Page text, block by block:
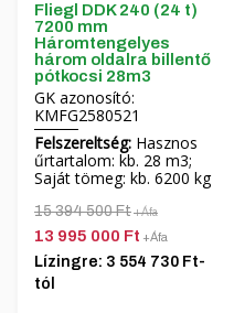
Fliegl DDK 240 (24 t)
7200 mm
Háromtengelyes
három oldalra billentő
pótkocsi 28m3
GK azonosító:
KMFG2580521
Felszereltség: Hasznos
űrtartalom: kb. 28 m3;
Saját tömeg: kb. 6200 kg
15 394 500 Ft+Áfa
13 995 000 Ft +Áfa
Lízingre: 3 554 730 Ft-
tól